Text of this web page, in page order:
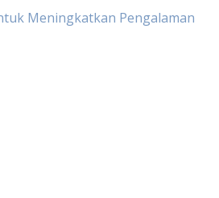
Meningkatkan Pengalaman